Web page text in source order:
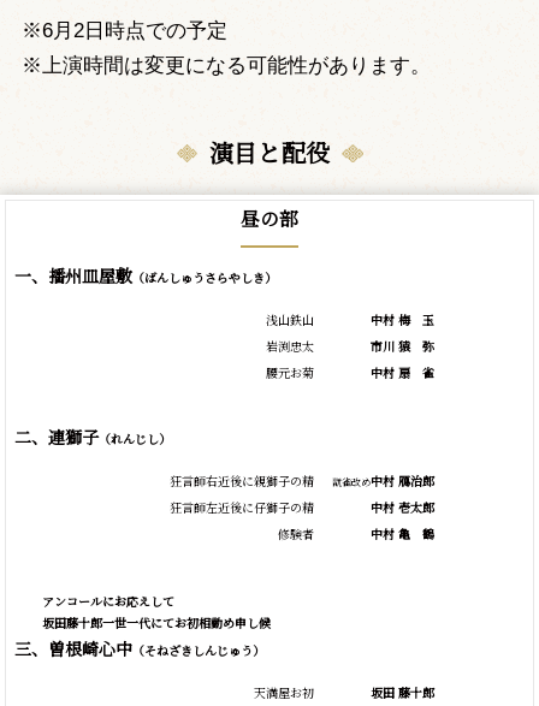
※6月2日時点での予定
※上演時間は変更になる可能性があります。
演目と配役
昼の部
一、播州皿屋敷（ばんしゅうさらやしき）
浅山鉄山
岩渕忠太
腰元お菊
中村 梅
玉
市川 猿
弥
中村 扇 雀
二、連獅子（れんじし）
狂言師右近後に親獅子の精
狂言師左近後に仔獅子の精
修験者
翫雀改め中村 鴈治郎
中村 壱太郎
中村 亀 鶴
アンコールにお応えして
坂田藤十郎一世一代にてお初相勤め申し候
三、曽根崎心中（そねざきしんじゅう）
天満屋お初 坂田 藤十郎